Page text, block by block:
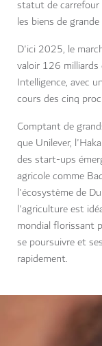
statut de carrefour
les biens de
D'ici 2025, le
valoir 126 milliards
Intelligence, avec
cours des cinq
Comptant de
que Unilever,
des start-ups
agricole comme
l'écosystème de
l'agriculture est
mondial florissant
se poursuivre et
rapidement.